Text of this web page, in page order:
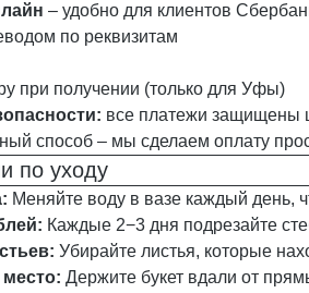
– удобно для клиентов
по реквизитам
при получении (только для Уфы)
все платежи
способ – мы сделаем оплату
по уходу
Меняйте воду в вазе каждый день,
Каждые 2−3 дня подрезайте
Убирайте листья, которые
Держите букет вдали от